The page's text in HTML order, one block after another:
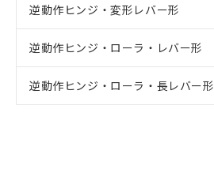
逆動作ヒンジ・変形レバー形
逆動作ヒンジ・ローラ・レバー形
逆動作ヒンジ・ローラ・長レバー形